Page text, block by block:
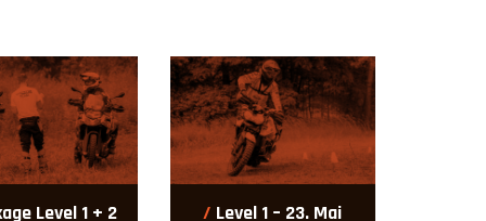
Level 1 + 2 Level 1 – 23. Mai